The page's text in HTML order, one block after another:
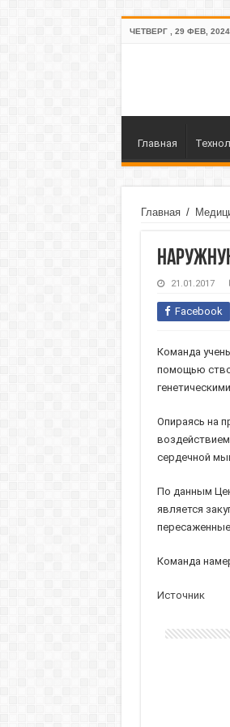
ЧЕТВЕРГ , 29 ФЕВ, 2024
Главная
Главная /
21.01.2017
Facebook
Команда
помощью
Опираясь на
сердечной
По данным
является
Команда
Источник